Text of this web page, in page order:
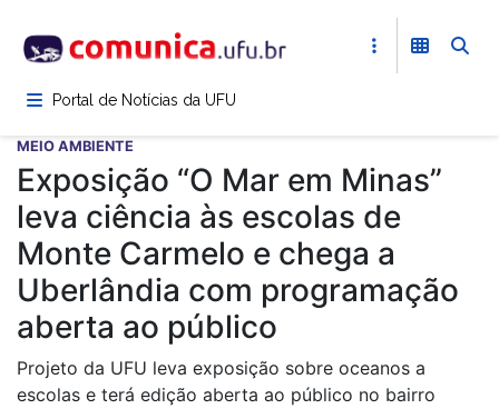
para
conteúdoPortal de Notícias da UFU
MEIO AMBIENTE
Exposição “O Mar em Minas”
leva ciência às escolas de
Monte Carmelo e chega a
Uberlândia com programação
aberta ao público
Projeto da UFU leva exposição sobre oceanos a
escolas e terá edição aberta ao público no bairro